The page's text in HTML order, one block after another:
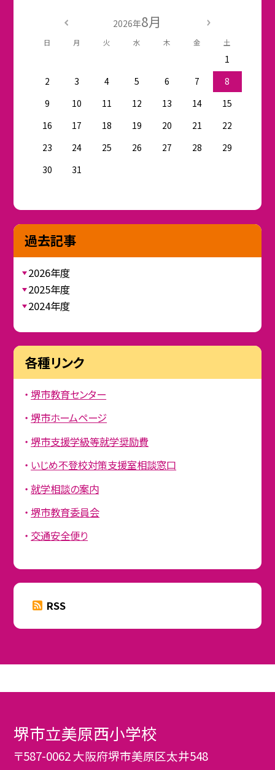
2026年8月
日 月 火 水 木 金 土
1
2
3 4 5 6 7
8
9
10 11 12 13 14
15
16
17 18 19 20 21
22
23
24 25 26 27 28
29
30
31
過去記事
2026年度
2025年度
2024年度
各種リンク
堺市教育センター
堺市ホームページ
堺市支援学級等就学奨励費
いじめ不登校対策支援室相談窓口
就学相談の案内
堺市教育委員会
交通安全便り
RSS
堺市立美原西小学校
〒587-0062 大阪府堺市美原区太井548